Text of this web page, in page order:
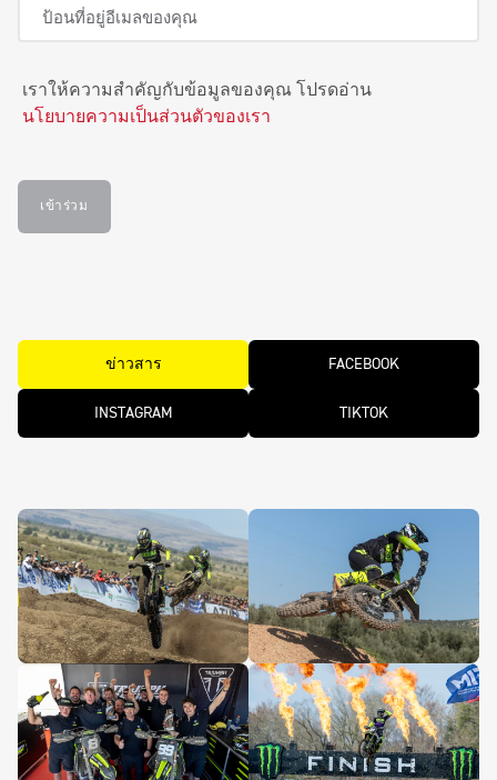
เราให้ความสำคัญกับข้อมูลของคุณ โปรดอ่าน
นโยบายความเป็นส่วนตัวของเรา
เข้าร่วม
ข่าวสาร FACEBOOK
INSTAGRAM TIKTOK